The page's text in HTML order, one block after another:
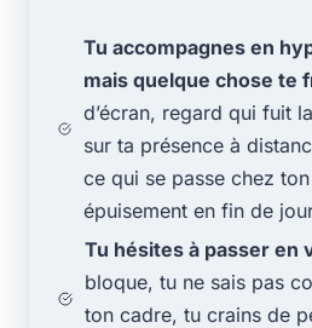
Tu accompagnes en
mais quelque chose te
d’écran, regard qui fuit
sur ta présence à
ce qui se passe chez
épuisement en fin de
Tu hésites à passer en
bloque, tu ne sais pas
ton cadre, tu crains de